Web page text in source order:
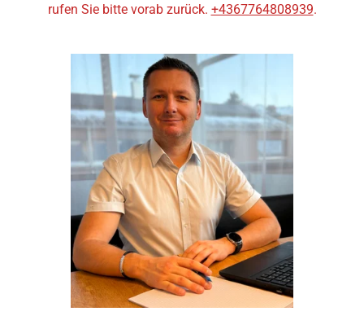
rufen Sie bitte vorab zurück. +4367764808939.